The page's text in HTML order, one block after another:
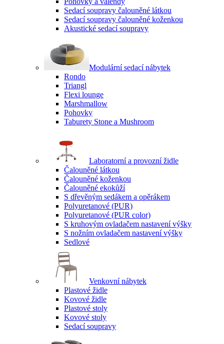
Sedací soupravy čalouněné látkou
Sedací soupravy čalouněné koženkou
Akustické sedací soupravy
Modulární sedací nábytek
Rondo
Triangl
Flexi lounge
Marshmallow
Pohovky
Taburety Stone a Mushroom
Laboratorní a provozní židle
Čalouněné látkou
Čalouněné koženkou
Čalouněné ekokůží
S dřevěným sedákem a opěrákem
Polyuretanové (PUR)
Polyuretanové (PUR color)
S kruhovým ovladačem nastavení výšky
S nožním ovladačem nastavení výšky
Sedlové
Venkovní nábytek
Plastové židle
Kovové židle
Plastové stoly
Kovové stoly
Sedací soupravy